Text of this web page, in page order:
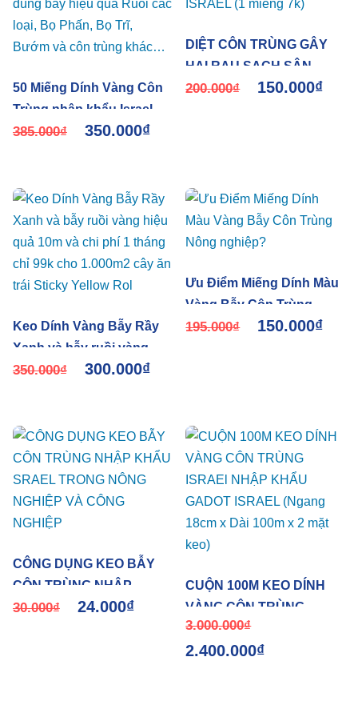
50 Miếng Dính Vàng Côn
Trùng nhập khẩu Israel
(Sticky Yellow Rol ngang
vàng dùng bẫy hiệu quả
Ruồi các loại, Bọ Phấn,
Bọ Trĩ, Bướm và côn
trùng khác…
385.000₫ 350.000₫
DIỆT CÔN TRÙNG GÂY
HẠI RAU SẠCH SÂN
THƯỢNG, RAU NHÀ PHỐ
200.000₫ 150.000₫
Keo Dính Vàng Bẫy Rầy
Xanh và bẫy ruồi vàng
hiệu quả 10m và chi phí 1
Yellow Rol
350.000₫ 300.000₫
Ưu Điểm Miếng Dính Màu
Vàng Bẫy Côn Trùng
Nông nghiệp?
195.000₫ 150.000₫
CÔNG DỤNG KEO BẪY
CÔN TRÙNG NHẬP
KHẨU SRAEL TRONG
30.000₫ 24.000₫
CUỘN 100M KEO DÍNH
VÀNG CÔN TRÙNG
ISRAEl NHẬP KHẨU
GADOT ISRAEL (Ngang
3.000.000₫
2.400.000₫